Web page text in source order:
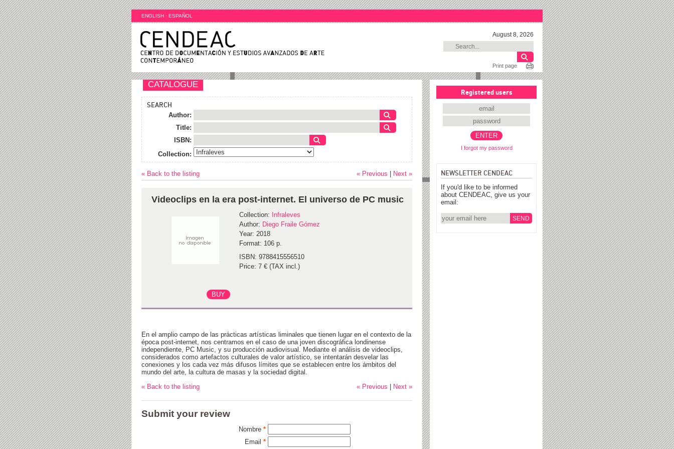
ENGLISH · ESPAÑOL
August 8, 2026
Print page
Registered users
I forgot my password
NEWSLETTER CENDEAC
If you'd like to be informed
about CENDEAC, give us your
email:
CATALOGUE
SEARCH
Author:
Title:
ISBN:
Collection:
« Back to the listing Next »
« Previous
Videoclips en la era post-internet. El universo de PC music
Collection: Infraleves
Author: Diego Fraile Gómez
Year: 2018
Format: 106 p.
ISBN: 9788415556510
Price: 7 € (TAX incl.)
En el amplio campo de las prácticas artísticas liminales que tienen lugar en el contexto de la
época post-internet, nos centramos en el caso de una joven discográfica londinense
independiente, PC Music, y su producción audiovisual. Mediante el análisis de videoclips,
considerados como artefactos culturales de valor artístico, se intentarán desvelar las
conexiones y los cada vez más difusos límites que se establecen entre los ámbitos del
mundo del arte, la cultura de masas y la sociedad digital.
« Back to the listing
Next »
« Previous
Submit your review
Nombre *
Email *